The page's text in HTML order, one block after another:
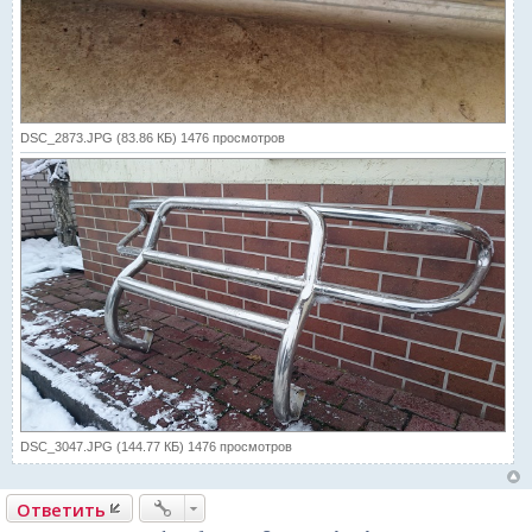
DSC_2873.JPG (83.86 КБ) 1476 просмотров
DSC_3047.JPG (144.77 КБ) 1476 просмотров
Ответить